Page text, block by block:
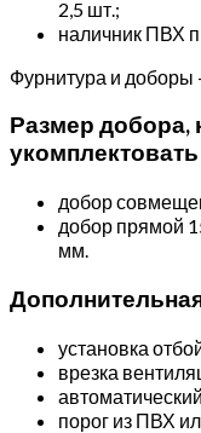
2,5 шт.;
наличник ПВХ
Фурнитура и доборы
Размер
добор
добор прямой
мм.
установка
врезка
порог из ПВХ